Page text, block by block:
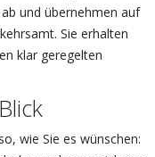
und übernehmen auf
Sie erhalten
klar geregelten
wie Sie es wünschen: